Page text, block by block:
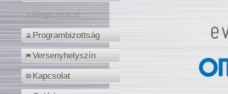
Regisztráció
Programbizottság
Versenyhelyszín
Kapcsolat